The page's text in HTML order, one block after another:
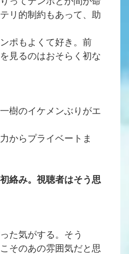
リ的制約もあって、助
ポもよくて好き。前
見るのはおそらく初な
樹のイケメンぶりがエ
からプライベートま
絡み。視聴者はそう思
た気がする。そう
そのあの雰囲気だと思